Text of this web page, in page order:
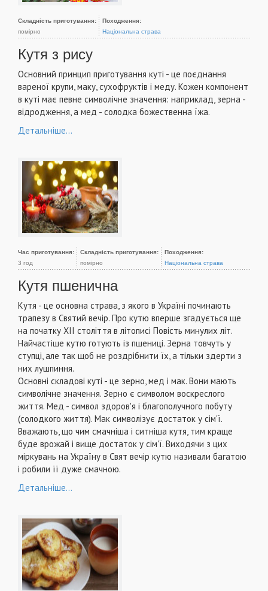
Складність приготування:
помірно
Походження:
Національна страва
Кутя з рису
Основний принцип приготування куті - це поєднання
вареної крупи, маку, сухофруктів і меду. Кожен компонент
в куті має певне символічне значення: наприклад, зерна -
відродження, а мед - солодка божественна їжа.
Детальніше...
Час приготування:
3 год
Складність приготування:
помірно
Походження:
Національна страва
Кутя пшенична
Кутя - це основна страва, з якого в Україні починають
трапезу в Святий вечір. Про кутю вперше згадується ще
на початку XII століття в літописі Повість минулих літ.
Найчастіше кутю готують із пшениці. Зерна товчуть у
ступці, але так щоб не роздрібнити їх, а тільки здерти з
них лушпиння.
Основні складові куті - це зерно, мед і мак. Вони мають
символічне значення. Зерно є символом воскреслого
життя. Мед - символ здоров'я і благополучного побуту
(солодкого життя). Мак символізує достаток у сім'ї.
Вважають, що чим смачніша і ситніша кутя, тим краще
буде врожай і вище достаток у сім'ї. Виходячи з цих
міркувань на Україну в Свят вечір кутю називали багатою
і робили її дуже смачною.
Детальніше...